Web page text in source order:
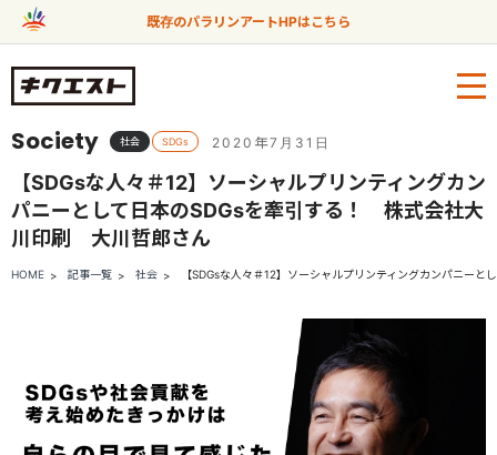
既存のパラリンアートHPはこちら
Society 社会 SDGs 2020年7月31日
【SDGsな人々＃12】ソーシャルプリンティングカン
パニーとして日本のSDGsを牽引する！ 株式会社大
川印刷 大川哲郎さん
HOME 記事一覧 社会 【SDGsな人々＃12】ソーシャルプリンティングカンパニー